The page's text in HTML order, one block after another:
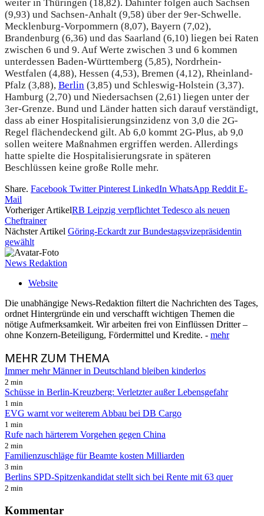
weiter in Thüringen (18,82). Dahinter folgen auch Sachsen
(9,93) und Sachsen-Anhalt (9,58) über der 9er-Schwelle.
Mecklenburg-Vorpommern (8,07), Bayern (7,02),
Brandenburg (6,36) und das Saarland (6,10) liegen bei Raten
zwischen 6 und 9. Auf Werte zwischen 3 und 6 kommen
unterdessen Baden-Württemberg (5,85), Nordrhein-
Westfalen (4,88), Hessen (4,53), Bremen (4,12), Rheinland-
Pfalz (3,88), Berlin (3,85) und Schleswig-Holstein (3,37).
Hamburg (2,70) und Niedersachsen (2,61) liegen unter der
3er-Grenze. Bund und Länder hatten sich darauf verständigt,
dass ab einer Hospitalisierungsinzidenz von 3,0 die 2G-
Regel flächendeckend gilt. Ab 6,0 kommt 2G-Plus, ab 9,0
sollen weitere Maßnahmen ergriffen werden. Allerdings
hatte spielte die Hospitalisierungsrate in späteren
Beschlüssen keine große Rolle mehr.
Share. Facebook Twitter Pinterest LinkedIn WhatsApp Reddit E-
Mail
Vorheriger ArtikelRB Leipzig verpflichtet Tedesco als neuen
Cheftrainer
Nächster Artikel Göring-Eckardt zur Bundestagsvizepräsidentin
gewählt
News Redaktion
Website
Die unabhängige News-Redaktion filtert die Nachrichten des Tages,
ordnet Hintergründe ein und verschafft wichtigen Themen die
nötige Aufmerksamkeit. Wir arbeiten frei von Einflüssen Dritter –
ohne Konzern-Beteiligung, Fördermittel und Kredite. - mehr
MEHRZUM THEMA
Immer mehr Männer in Deutschland bleiben kinderlos
2 min
Schüsse in Berlin-Kreuzberg: Verletzter außer Lebensgefahr
1 min
EVG warnt vor weiterem Abbau bei DB Cargo
1 min
Rufe nach härterem Vorgehen gegen China
2 min
Familienzuschläge für Beamte kosten Milliarden
3 min
Berlins SPD-Spitzenkandidat stellt sich bei Rente mit 63 quer
2 min
Kommentar